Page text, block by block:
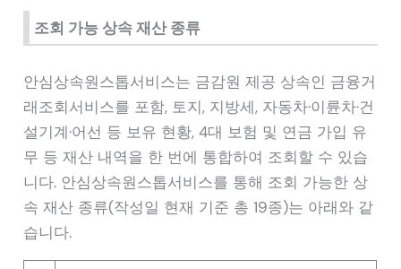
조회 가능 상속 재산 종류
안심상속원스톱서비스는 금감원 제공 상속인 금융거
래조회서비스를 포함, 토지, 지방세, 자동차·이륜차·건
설기계·어선 등 보유 현황, 4대 보험 및 연금 가입 유
무 등 재산 내역을 한 번에 통합하여 조회할 수 있습
니다. 안심상속원스톱서비스를 통해 조회 가능한 상
속 재산 종류(작성일 현재 기준 총 19종)는 아래와 같
습니다.